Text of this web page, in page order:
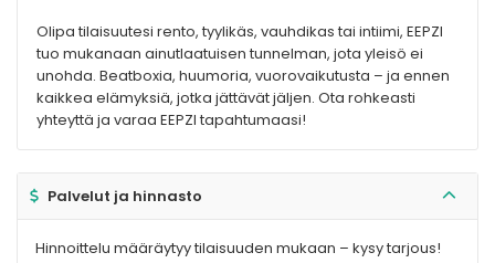
Olipa tilaisuutesi rento, tyylikäs, vauhdikas tai intiimi, EEPZI
tuo mukanaan ainutlaatuisen tunnelman, jota yleisö ei
unohda. Beatboxia, huumoria, vuorovaikutusta – ja ennen
kaikkea elämyksiä, jotka jättävät jäljen. Ota rohkeasti
yhteyttä ja varaa EEPZI tapahtumaasi!
Palvelut ja hinnasto
Hinnoittelu määräytyy tilaisuuden mukaan – kysy tarjous!